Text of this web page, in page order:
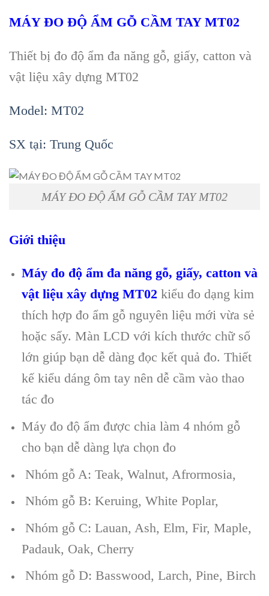
MÁY ĐO ĐỘ ẨM GỖ CẦM TAY MT02
Thiết bị đo độ ẩm đa năng gỗ, giấy, catton và
vật liệu xây dựng MT02
Model: MT02
SX tại: Trung Quốc
MÁY ĐO ĐỘ ẨM GỖ CẦM TAY MT02
Giới thiệu
Máy đo độ ẩm đa năng gỗ, giấy, catton và
vật liệu xây dựng MT02 kiểu đo dạng kim
thích hợp đo ẩm gỗ nguyên liệu mới vừa sẻ
hoặc sấy. Màn LCD với kích thước chữ số
lớn giúp bạn dễ dàng đọc kết quả đo. Thiết
kế kiểu dáng ôm tay nên dễ cầm vào thao
tác đo
Máy đo độ ẩm được chia làm 4 nhóm gỗ
cho bạn dễ dàng lựa chọn đo
Nhóm gỗ A: Teak, Walnut, Afrormosia,
Nhóm gỗ B: Keruing, White Poplar,
Nhóm gỗ C: Lauan, Ash, Elm, Fir, Maple,
Padauk, Oak, Cherry
Nhóm gỗ D: Basswood, Larch, Pine, Birch